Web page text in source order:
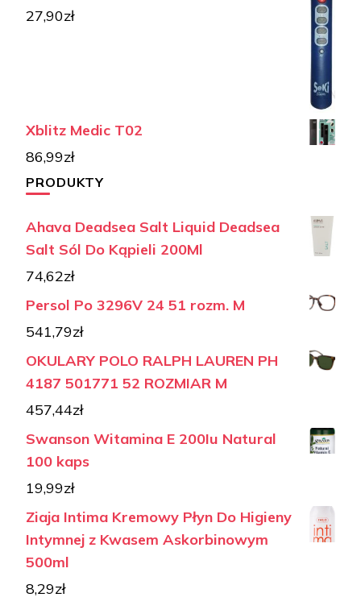
27,90zł
Xblitz Medic T02
86,99zł
PRODUKTY
Ahava Deadsea Salt Liquid Deadsea
Salt Sól Do Kąpieli 200Ml
74,62zł
Persol Po 3296V 24 51 rozm. M
541,79zł
OKULARY POLO RALPH LAUREN PH
4187 501771 52 ROZMIAR M
457,44zł
Swanson Witamina E 200Iu Natural
100 kaps
19,99zł
Ziaja Intima Kremowy Płyn Do Higieny
Intymnej z Kwasem Askorbinowym
500ml
8,29zł